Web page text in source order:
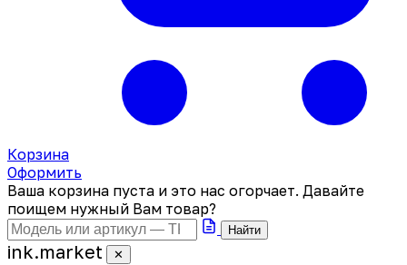
Корзина
Оформить
Ваша корзина пуста и это нас огорчает. Давайте
поищем нужный Вам товар?
Найти
ink.market ✕